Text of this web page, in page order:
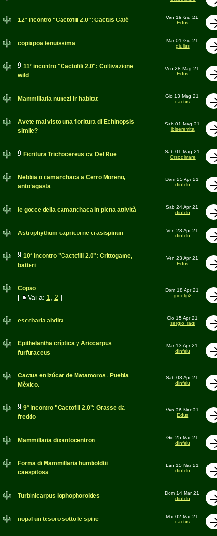
12° incontro "Cactofili 2.0": Cactus Cafè
Ven 18 Giu 21
Edus
copiapoa tenuissima
Mar 01 Giu 21
giulius
11° incontro "Cactofili 2.0": Coltivazione
wild
Ven 28 Mag 21
Edus
Mammillaria nunezi in habitat
Gio 13 Mag 21
cactus
Avete mai visto una fioritura di Echinopsis
simile?
Sab 01 Mag 21
ibiseremita
Fioritura Trichocereus cv. Del Rue
Sab 01 Mag 21
Orsodimare
Nebbia o camanchaca a Cerro Moreno,
antofagasta
Dom 25 Apr 21
dinfelu
le gocce della camanchaca in piena attività
Sab 24 Apr 21
dinfelu
Astrophythum capricorne crasispinum
Ven 23 Apr 21
dinfelu
10° incontro "Cactofili 2.0": Crittogame,
batteri
Ven 23 Apr 21
Edus
Copao
[ Vai a: 1 2 ]
Dom 18 Apr 21
gioetgi2
escobaria abdita
Gio 15 Apr 21
sergio_radi
Epithelantha críptica y Ariocarpus
furfuraceus
Mar 13 Apr 21
dinfelu
Cactus en Izúcar de Matamoros , Puebla
Mèxico.
Sab 03 Apr 21
dinfelu
9° incontro "Cactofili 2.0": Grasse da
freddo
Ven 26 Mar 21
Edus
Mammillaria dixantocentron
Gio 25 Mar 21
dinfelu
Forma di Mammillaria humboldtii
caespitosa
Lun 15 Mar 21
dinfelu
Turbinicarpus lophophoroides
Dom 14 Mar 21
dinfelu
nopal un tesoro sotto le spine
Mar 02 Mar 21
cactus